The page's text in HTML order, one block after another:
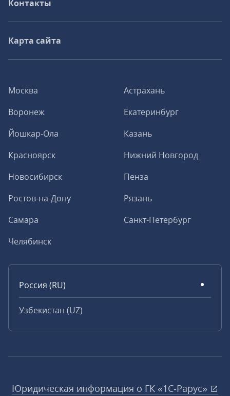
Москва
Астрахань
Воронеж
Екатеринбург
Йошкар-Ола
Казань
Красноярск
Нижний Новгород
Новосибирск
Пенза
Ростов-на-Дону
Рязань
Самара
Санкт-Петербург
Челябинск
Россия (RU)
Узбекистан (UZ)
Контакты
Карта сайта
Юридическая информация о ГК «1С‑Рарус»